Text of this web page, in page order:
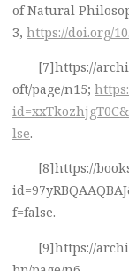
of Natural
3,https://doi.org/
[7]https://
oft/page/n15;
lse.
[8]https://
f=false.
[9]https://